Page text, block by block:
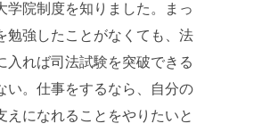
学院制度を知りました。まっ
勉強したことがなくても、法
入れば司法試験を突破できる
い。仕事をするなら、自分の
えになれることをやりたいと